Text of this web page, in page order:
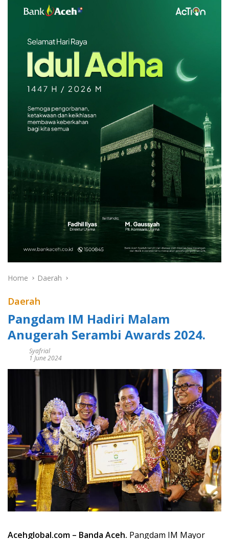
Home Daerah
Daerah
Pangdam IM Hadiri Malam
Anugerah Serambi Awards 2024.
Syafrial
1 June 2024
Acehglobal.com – Banda Aceh. Pangdam IM Mayor